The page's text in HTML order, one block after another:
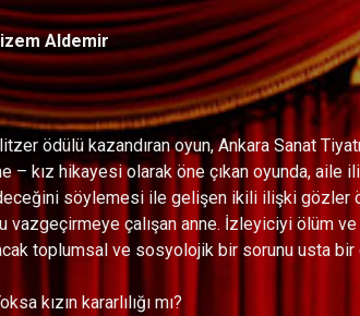
Aldemir
ödülü kazandıran oyun, Ankara Sanat
– kız hikayesi olarak öne çıkan oyunda, aile
söylemesi ile gelişen ikili ilişki gözler
vazgeçirmeye çalışan anne. İzleyiciyi ölüm
toplumsal ve sosyolojik bir sorunu usta
kızın kararlılığı mı?